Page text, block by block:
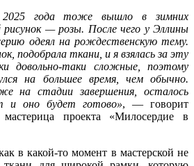
2025 года тоже вышло в зимних
рисунок — розы. После чего у Эллины
одеял на рождественскую тему.
подобрала ткани, и я взялась за эту
довольно-таки сложные, поэтому
на большее время, чем обычно.
на стадии завершения, осталось
и оно будет готово», — говорит
проекта «Милосердие в
в какой-то момент в мастерской не